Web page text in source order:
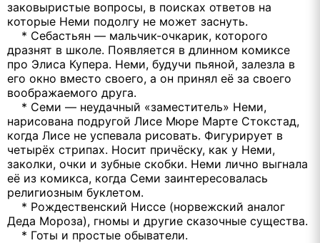
заковыристые вопросы, в поисках ответов на
которые Неми подолгу не может заснуть.
* Себастьян — мальчик-очкарик, которого
дразнят в школе. Появляется в длинном комиксе
про Элиса Купера. Неми, будучи пьяной, залезла в
его окно вместо своего, а он принял её за своего
воображаемого друга.
* Семи — неудачный «заместитель» Неми,
нарисована подругой Лисе Мюре Марте Стокстад,
когда Лисе не успевала рисовать. Фигурирует в
четырёх стрипах. Носит причёску, как у Неми,
заколки, очки и зубные скобки. Неми лично выгнала
её из комикса, когда Семи заинтересовалась
религиозным буклетом.
* Рождественский Ниссе (норвежский аналог
Деда Мороза), гномы и другие сказочные существа.
* Готы и простые обыватели.